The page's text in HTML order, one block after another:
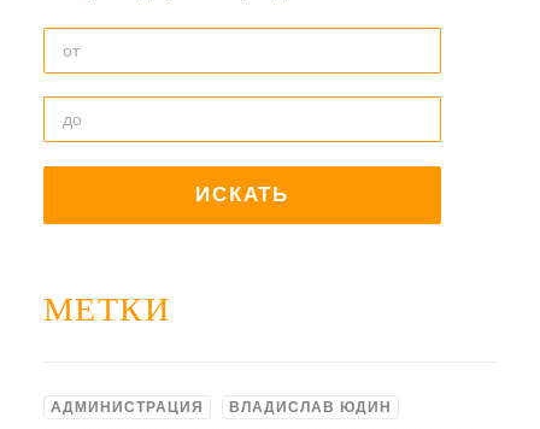
МЕТКИ
АДМИНИСТРАЦИЯ ВЛАДИСЛАВ ЮДИН